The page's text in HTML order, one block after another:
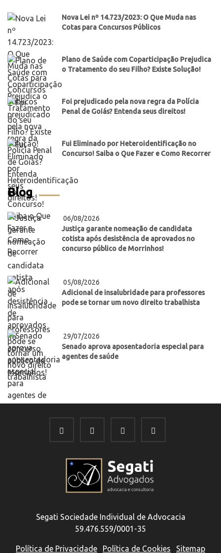
Nova Lei nº 14.723/2023: O Que Muda nas
Cotas para Concursos Públicos
Plano de Saúde com Coparticipação Prejudica
o Tratamento do seu Filho? Existe Solução!
Foi prejudicado pela nova regra da Polícia
Penal de Goiás? Entenda seus direitos!
Fui Eliminado por Heteroidentificação no
Concurso! Saiba o Que Fazer e Como Recorrer
Blog
06/08/2026
Justiça garante nomeação de candidata
cotista após desistência de aprovados no
concurso público de Morrinhos!
05/08/2026
Adicional de insalubridade para professores
pode se tornar um novo direito trabalhista
29/07/2026
Senado aprova aposentadoria especial para
agentes de saúde
Segati Sociedade Individual de Advocacia
59.476.559/0001-35
Política de Privacidade Política de Cookies Sitemap